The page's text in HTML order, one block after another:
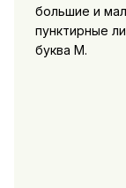
большие и
пунктирные
буква М.